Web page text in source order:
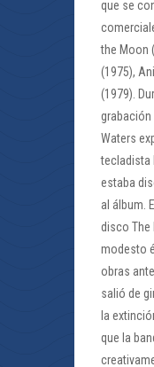
que se
the Moon
(1975),
(1979).
grabación
Waters
tecladista
estaba
al álbum.
disco The
modesto
obras
salió de
la
que la